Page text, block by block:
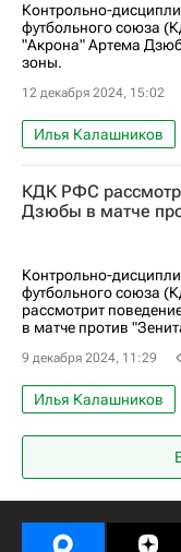
Контрольно-
футбольного союза
"Акрона" Артема
зоны.
12 декабря 2024, 15:02
Илья Калашников
Артём Дзюба
Российский
РПЛ 2026-2027
КДК РФС
Дзюбы в матче
Контрольно-
футбольного союза
рассмотрит
в матче против
9 декабря 2024, 11:29
Илья Калашников
Артур Григорьянц
Российский
КДК РФС
Спорт